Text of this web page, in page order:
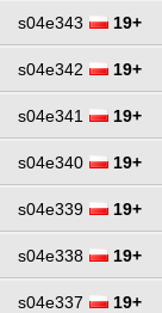
s04e343 19+
s04e342 19+
s04e341 19+
s04e340 19+
s04e339 19+
s04e338 19+
s04e337 19+